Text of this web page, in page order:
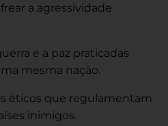
a agressividade
e a paz praticadas
mesma nação.
éticos que regulamentam
inimigos.